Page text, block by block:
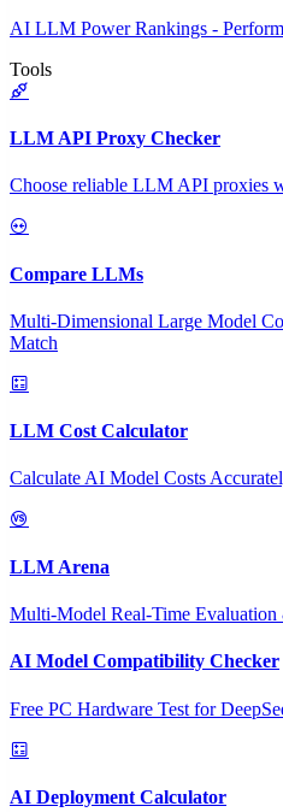
AI LLM Power Rankings -
Tools
LLM API Proxy Checker
Choose reliable LLM API proxies
Compare LLMs
Multi-Dimensional Large Model
Match
LLM Cost Calculator
Calculate AI Model Costs
LLM Arena
Multi-Model Real-Time
AI Model Compatibility Checker
Free PC Hardware Test for
AI Deployment Calculator